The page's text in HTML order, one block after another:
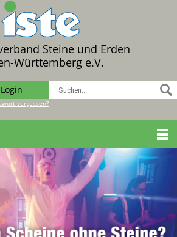
Steine und Erden
Württemberg e.V.
Login
vergessen?